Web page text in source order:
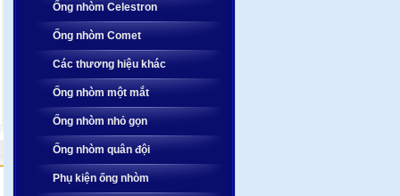
Ống nhòm Celestron
Ống nhòm Comet
Các thương hiệu khác
Ống nhòm một mắt
Ống nhòm nhỏ gọn
Ống nhòm quân đội
Phụ kiện ống nhòm